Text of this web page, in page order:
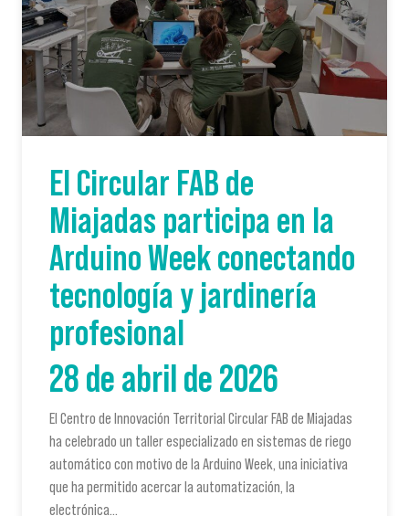
El Circular FAB de
Miajadas participa en la
Arduino Week conectando
tecnología y jardinería
profesional
28 de abril de 2026
El Centro de Innovación Territorial Circular FAB de Miajadas
ha celebrado un taller especializado en sistemas de riego
automático con motivo de la Arduino Week, una iniciativa
que ha permitido acercar la automatización, la
electrónica…